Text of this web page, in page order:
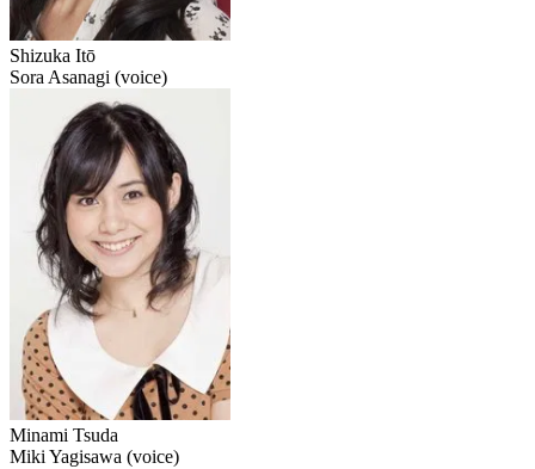
Shizuka Itō
Sora Asanagi (voice)
Minami Tsuda
Miki Yagisawa (voice)